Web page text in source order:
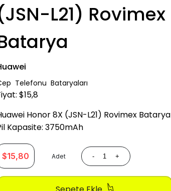
L21) Rovimex
Telefonu Bataryaları
$15,8
Honor 8X (JSN-L21) Rovimex Batarya
Kapasite: 3750mAh
$15,80 Adet - +